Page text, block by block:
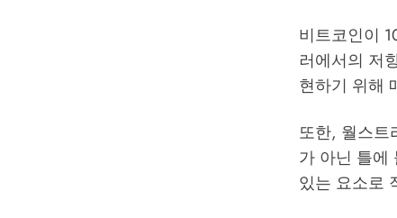
비트코인이
러에서의 저
현하기 위해
또한, 월스트
가 아닌 틀에
있는 요소로